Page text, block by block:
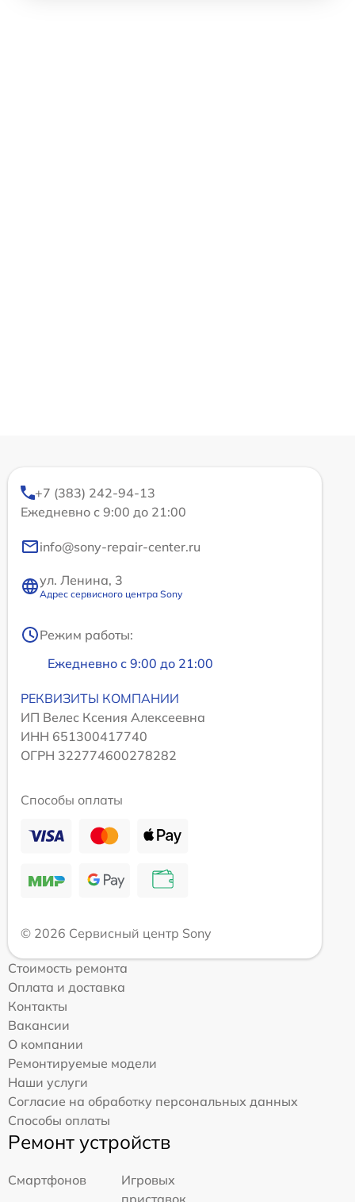
+7 (383) 242-94-13
Ежедневно с 9:00 до 21:00
info@sony-repair-center.ru
ул. Ленина, 3
Адрес сервисного центра Sony
Режим работы:
Ежедневно с 9:00 до 21:00
РЕКВИЗИТЫ КОМПАНИИ
ИП Велес Ксения Алексеевна
ИНН 651300417740
ОГРН 322774600278282
Способы оплаты
© 2026 Сервисный центр Sony
Стоимость ремонта
Оплата и доставка
Контакты
Вакансии
О компании
Ремонтируемые модели
Наши услуги
Согласие на обработку персональных данных
Способы оплаты
Ремонт устройств
Смартфонов
Игровых